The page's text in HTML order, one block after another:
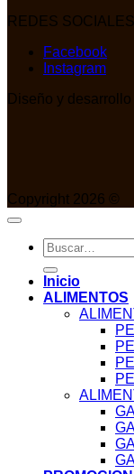
REDES SOCIALES
Facebook
Instagram
Diseño y desarrollo
Copyright 2026 ©
Buscar
por:
Inicio
ALIMENTOS